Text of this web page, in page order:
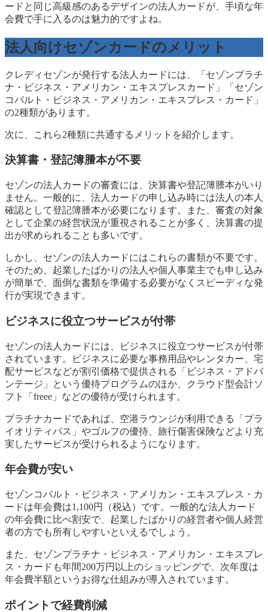
ードと同じ高級感のあるデザインの法人カードが、手頃な年
会費で手に入るのは魅力的ですよね。
法人向けセゾンカードのメリット
クレディセゾンが発行する法人カードには、「セゾンプラチ
ナ・ビジネス・アメリカン・エキスプレスカード」「セゾン
コバルト・ビジネス・アメリカン・エキスプレス・カード」
の2種類があります。
次に、これら2種類に共通するメリットを紹介します。
決算書・登記簿謄本が不要
セゾンの法人カードの審査には、決算書や登記簿謄本がいり
ません。一般的に、法人カードの申し込み時には法人の本人
確認として登記簿謄本が必要になります。また、審査の対象
として企業の経営状況が重視されることが多く、決算書の提
出が求められることも多いです。
しかし、セゾンの法人カードにはこれらの書類が不要です。
そのため、起業したばかりの法人や個人事業主でも申し込み
が簡単で、面倒な書類を準備する必要がなくスピーディな発
行が実現できます。
ビジネスに役立つサービスが付帯
セゾンの法人カードには、ビジネスに役立つサービスが付帯
されています。ビジネスに必要な事務用品やレンタカー、宅
配サービスなどが割引価格で提供される「ビジネス・アドバ
ンテージ」という優待プログラムのほか、クラウド型会計ソ
フト「freee」などの優待が受けられます。
プラチナカードであれば、空港ラウンジが利用できる「プラ
イオリティパス」やゴルフの優待、旅行傷害保険などより充
実したサービスが受けられるようになります。
年会費が安い
セゾンコバルト・ビジネス・アメリカン・エキスプレス・カ
ードは年会費は1,100円（税込）です。一般的な法人カード
の年会費に比べ割安で、起業したばかりの経営者や個人経営
者の方でも所有しやすいといえるでしょう。
また、セゾンプラチナ・ビジネス・アメリカン・エキスプレ
ス・カードも年間200万円以上のショッピングで、次年度は
年会費半額というお得な仕組みが導入されています。
ポイントで経費削減